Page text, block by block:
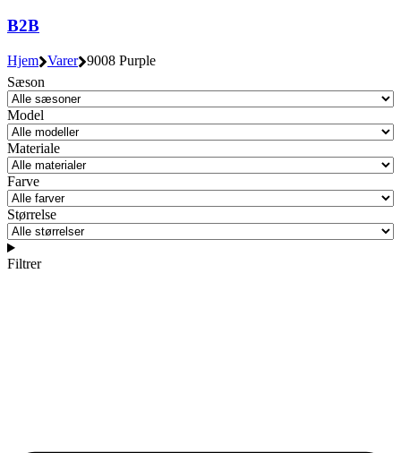
B2B
Hjem Varer 9008 Purple
Sæson
Model
Materiale
Farve
Størrelse
Filtrer